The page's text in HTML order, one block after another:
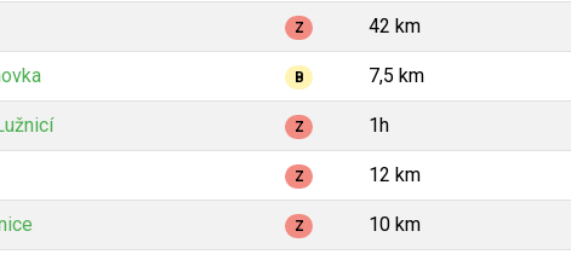
Z 42 km
B 7,5 km
Z 1h
Z 12 km
Z 10 km